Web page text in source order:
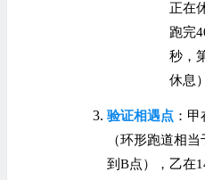
正在
跑完
秒，
休息
验证相遇点：甲
（环形跑道相
到B点），乙在